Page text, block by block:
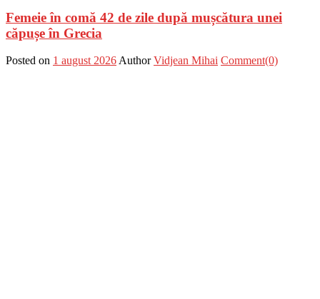
Femeie în comă 42 de zile după mușcătura unei
căpușe în Grecia
Posted on 1 august 2026 Author Vidjean Mihai Comment(0)